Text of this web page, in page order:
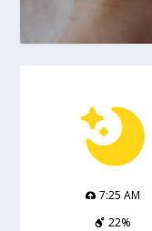
7:25 AM
22%